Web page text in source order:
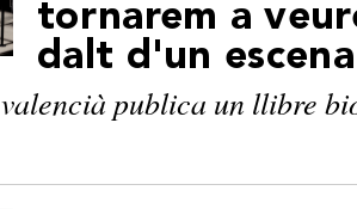
tornarem a
dalt d'un
publica un llibre